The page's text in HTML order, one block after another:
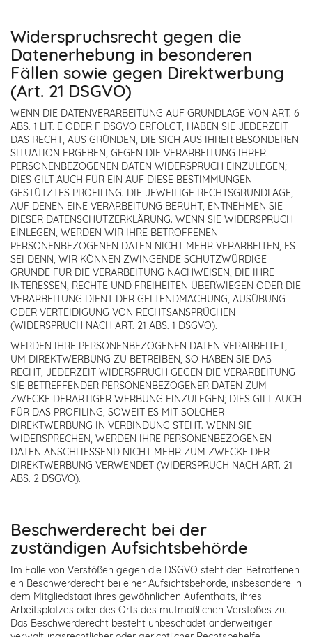
Widerspruchsrecht gegen die
Datenerhebung in besonderen
Fällen sowie gegen Direktwerbung
(Art. 21 DSGVO)
WENN DIE DATENVERARBEITUNG AUF GRUNDLAGE VON ART. 6
ABS. 1 LIT. E ODER F DSGVO ERFOLGT, HABEN SIE JEDERZEIT
DAS RECHT, AUS GRÜNDEN, DIE SICH AUS IHRER BESONDEREN
SITUATION ERGEBEN, GEGEN DIE VERARBEITUNG IHRER
PERSONENBEZOGENEN DATEN WIDERSPRUCH EINZULEGEN;
DIES GILT AUCH FÜR EIN AUF DIESE BESTIMMUNGEN
GESTÜTZTES PROFILING. DIE JEWEILIGE RECHTSGRUNDLAGE,
AUF DENEN EINE VERARBEITUNG BERUHT, ENTNEHMEN SIE
DIESER DATENSCHUTZERKLÄRUNG. WENN SIE WIDERSPRUCH
EINLEGEN, WERDEN WIR IHRE BETROFFENEN
PERSONENBEZOGENEN DATEN NICHT MEHR VERARBEITEN, ES
SEI DENN, WIR KÖNNEN ZWINGENDE SCHUTZWÜRDIGE
GRÜNDE FÜR DIE VERARBEITUNG NACHWEISEN, DIE IHRE
INTERESSEN, RECHTE UND FREIHEITEN ÜBERWIEGEN ODER DIE
VERARBEITUNG DIENT DER GELTENDMACHUNG, AUSÜBUNG
ODER VERTEIDIGUNG VON RECHTSANSPRÜCHEN
(WIDERSPRUCH NACH ART. 21 ABS. 1 DSGVO).
WERDEN IHRE PERSONENBEZOGENEN DATEN VERARBEITET,
UM DIREKTWERBUNG ZU BETREIBEN, SO HABEN SIE DAS
RECHT, JEDERZEIT WIDERSPRUCH GEGEN DIE VERARBEITUNG
SIE BETREFFENDER PERSONENBEZOGENER DATEN ZUM
ZWECKE DERARTIGER WERBUNG EINZULEGEN; DIES GILT AUCH
FÜR DAS PROFILING, SOWEIT ES MIT SOLCHER
DIREKTWERBUNG IN VERBINDUNG STEHT. WENN SIE
WIDERSPRECHEN, WERDEN IHRE PERSONENBEZOGENEN
DATEN ANSCHLIESSEND NICHT MEHR ZUM ZWECKE DER
DIREKTWERBUNG VERWENDET (WIDERSPRUCH NACH ART. 21
ABS. 2 DSGVO).
Beschwerde­recht bei der
zuständigen Aufsichts­behörde
Im Falle von Verstößen gegen die DSGVO steht den Betroffenen
ein Beschwerderecht bei einer Aufsichtsbehörde, insbesondere in
dem Mitgliedstaat ihres gewöhnlichen Aufenthalts, ihres
Arbeitsplatzes oder des Orts des mutmaßlichen Verstoßes zu.
Das Beschwerderecht besteht unbeschadet anderweitiger